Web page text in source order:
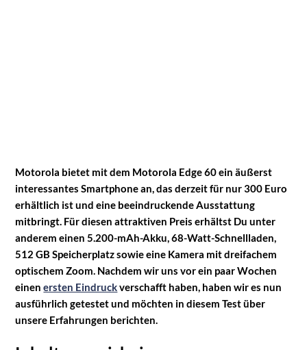
Motorola bietet mit dem Motorola Edge 60 ein äußerst
interessantes Smartphone an, das derzeit für nur 300 Euro
erhältlich ist und eine beeindruckende Ausstattung
mitbringt. Für diesen attraktiven Preis erhältst Du unter
anderem einen 5.200-mAh-Akku, 68-Watt-Schnellladen,
512 GB Speicherplatz sowie eine Kamera mit dreifachem
optischem Zoom. Nachdem wir uns vor ein paar Wochen
einenersten Eindruckverschafft haben, haben wir es nun
ausführlich getestet und möchten in diesem Test über
unsere Erfahrungen berichten.